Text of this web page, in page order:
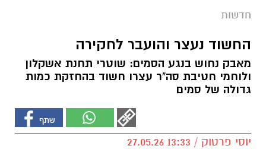
חדשות
החשוד נעצר והועבר לחקירה
מאבק נחוש בנגע הסמים: שוטרי תחנת אשקלון
ולוחמי חטיבת סה"ר עצרו חשוד בהחזקת כמות
גדולה של סמים
יוסי פרטוק / 13:33 27.05.26